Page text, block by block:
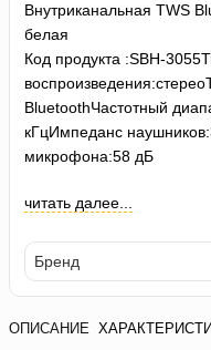
Внутриканальная TWS
белая
Код продукта :SBH-
BluetoothЧастотный
кГцИмпеданс
микрофона:58 дБ
читать далее...
Бренд
ОПИСАНИЕ